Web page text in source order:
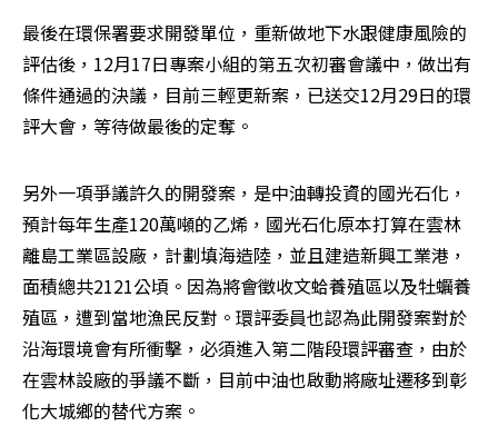
最後在環保署要求開發單位，重新做地下水跟健康風險的
評估後，12月17日專案小組的第五次初審會議中，做出有
條件通過的決議，目前三輕更新案，已送交12月29日的環
評大會，等待做最後的定奪。
另外一項爭議許久的開發案，是中油轉投資的國光石化，
預計每年生產120萬噸的乙烯，國光石化原本打算在雲林
離島工業區設廠，計劃填海造陸，並且建造新興工業港，
面積總共2121公頃。因為將會徵收文蛤養殖區以及牡蠣養
殖區，遭到當地漁民反對。環評委員也認為此開發案對於
沿海環境會有所衝擊，必須進入第二階段環評審查，由於
在雲林設廠的爭議不斷，目前中油也啟動將廠址遷移到彰
化大城鄉的替代方案。